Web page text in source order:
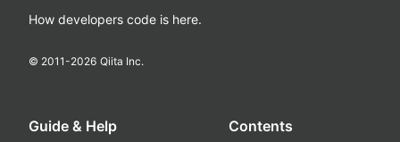
How developers code is here.
© 2011-2026 Qiita Inc.
Guide & Help Contents